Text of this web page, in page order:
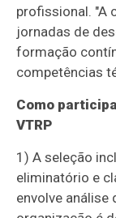
profissional. "A
jornadas de
formação
competências
Como
VTRP
1) A seleção
eliminatório e
envolve análise